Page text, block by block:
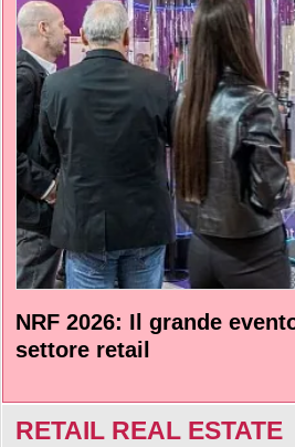
NRF 2026: Il grande
settore retail
RETAIL REAL ESTATE